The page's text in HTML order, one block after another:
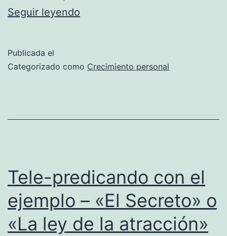
Seguir leyendo
de
Publicada el
Categorizado como Crecimiento personal
Tele-predicando con el
ejemplo – «El Secreto» o
«La ley de la atracción»